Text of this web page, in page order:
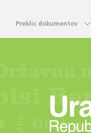
Preklic dokumentov